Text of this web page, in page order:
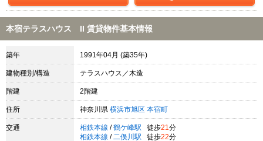
本宿テラスハウス II 賃貸物件基本情報
築年 1991年04月 (築35年)
建物種別/構造 テラスハウス／木造
階建 2階建
住所 神奈川県 横浜市旭区 本宿町
交通 相鉄本線 / 鶴ケ峰駅 徒歩21 分
相鉄本線 / 二俣川駅 徒歩22分